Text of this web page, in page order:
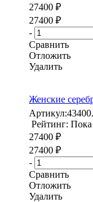
27400 ₽
27400 ₽
-
Сравнить
Отложить
Удалить
Женские
Артикул:
Рейтинг: Пока
27400 ₽
27400 ₽
-
Сравнить
Отложить
Удалить